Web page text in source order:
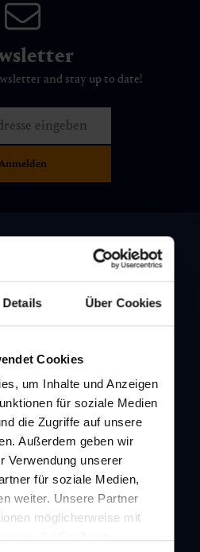
Details Über Cookies
Cookies
um Inhalte und Anzeigen
für soziale Medien
die Zugriffe auf unsere
Außerdem geben wir
Verwendung unserer
für soziale Medien,
weiter. Unsere Partner
möglicherweise mit
and stay up to date!